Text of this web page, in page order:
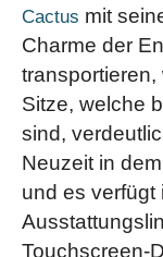
Cactus mit
Charme der
Sitze, welche
sind,
Neuzeit in
und es verfügt
Touchscreen-